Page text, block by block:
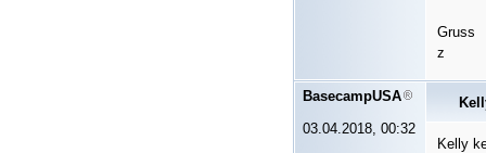
Gruss
z
BasecampUSA
03.04.2018, 00:32
Kelly